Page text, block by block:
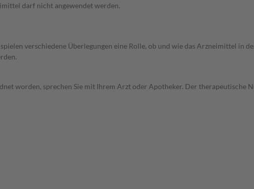
darf nicht angewendet werden.
verschiedene Überlegungen eine Rolle, ob und wie das Arzneimittel in
worden, sprechen Sie mit Ihrem Arzt oder Apotheker. Der therapeutische